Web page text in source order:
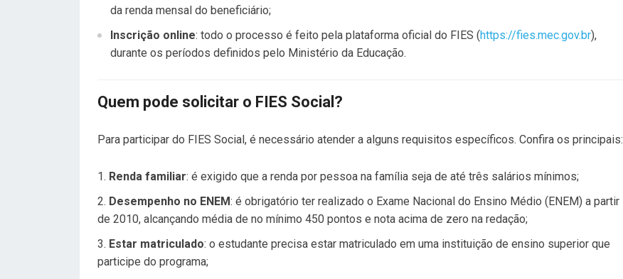
da renda mensal do beneficiário;
Inscrição online: todo o processo é feito pela plataforma oficial do FIES (https://fies.mec.gov.br),
durante os períodos definidos pelo Ministério da Educação.
Quem pode solicitar o FIES Social?
Para participar do FIES Social, é necessário atender a alguns requisitos específicos. Confira os principais:
Renda familiar: é exigido que a renda por pessoa na família seja de até três salários mínimos;
Desempenho no ENEM: é obrigatório ter realizado o Exame Nacional do Ensino Médio (ENEM) a partir
de 2010, alcançando média de no mínimo 450 pontos e nota acima de zero na redação;
Estar matriculado: o estudante precisa estar matriculado em uma instituição de ensino superior que
participe do programa;